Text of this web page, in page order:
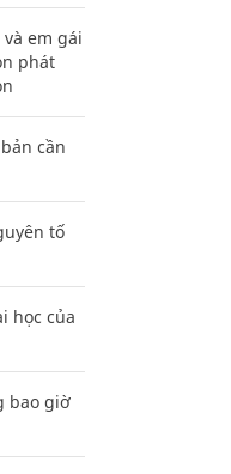
em gái
phát
cần
tố
học của
bao giờ